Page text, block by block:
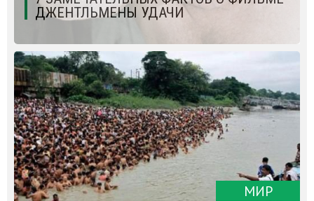
ДЖЕНТЛЬМЕНЫ УДАЧИ
МИР